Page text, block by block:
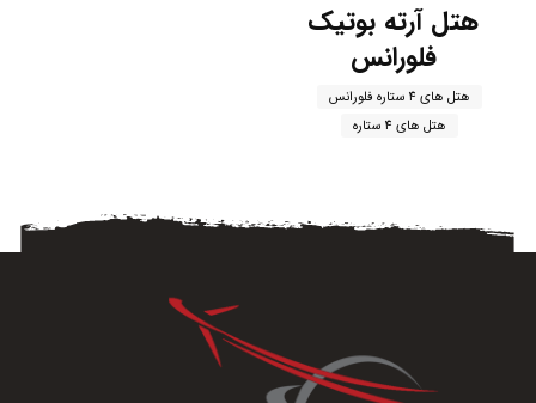
هتل آرته بوتیک
فلورانس
هتل های 4 ستاره فلورانس
هتل های 4 ستاره